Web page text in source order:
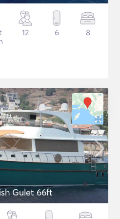
12 6 8
Gulet 66ft